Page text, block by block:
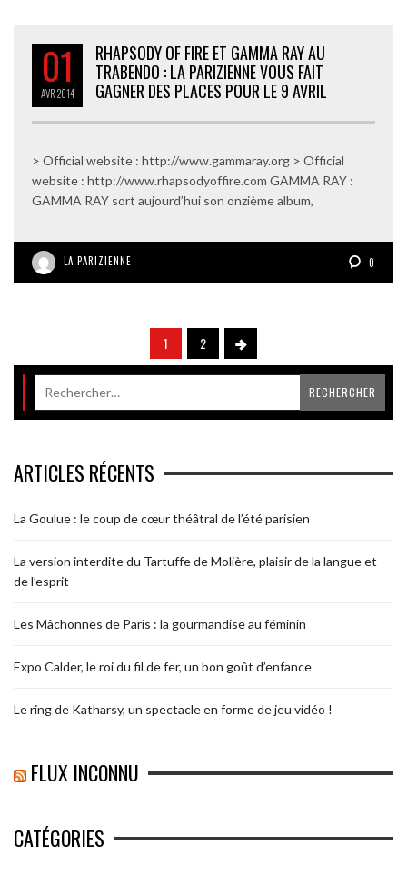
01
AVR2014
RHAPSODY OF FIRE ET GAMMA RAY AU
TRABENDO : LA PARIZIENNE VOUS FAIT
GAGNER DES PLACES POUR LE 9 AVRIL
> Official website : http://www.gammaray.org > Official
website : http://www.rhapsodyoffire.com GAMMA RAY :
GAMMA RAY sort aujourd’hui son onzième album,
LA PARIZIENNE 0
1 2
ARTICLES RÉCENTS
La Goulue : le coup de cœur théâtral de l’été parisien
La version interdite du Tartuffe de Molière, plaisir de la langue et
de l’esprit
Les Mâchonnes de Paris : la gourmandise au féminin
Expo Calder, le roi du fil de fer, un bon goût d’enfance
Le ring de Katharsy, un spectacle en forme de jeu vidéo !
FLUX INCONNU
CATÉGORIES